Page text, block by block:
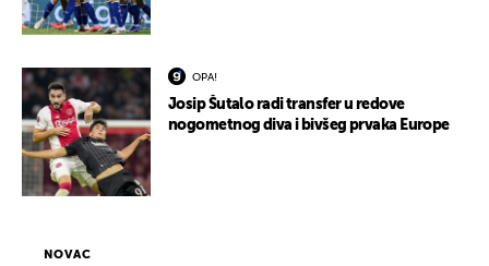
OPA!
Josip Šutalo radi transfer u redove
nogometnog diva i bivšeg prvaka Europe
NOVAC